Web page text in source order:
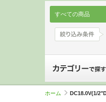
すべての商品
ホーム DC18.0V(1/